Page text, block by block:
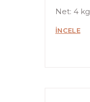
Net: 4 kg
İNCELE